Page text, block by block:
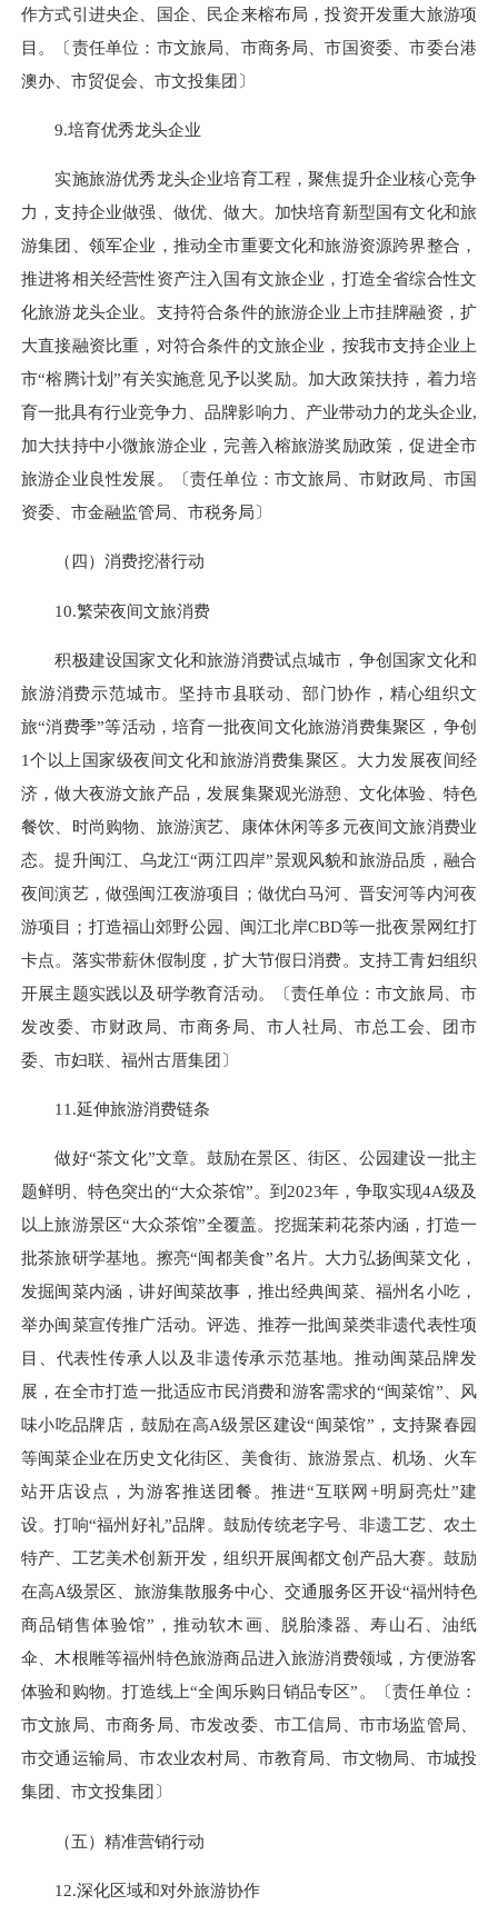
作方式引进央企、国企、民企来榕布局，投资开发重大旅游项
目。〔责任单位：市文旅局、市商务局、市国资委、市委台港
澳办、市贸促会、市文投集团〕
9.培育优秀龙头企业
实施旅游优秀龙头企业培育工程，聚焦提升企业核心竞争
力，支持企业做强、做优、做大。加快培育新型国有文化和旅
游集团、领军企业，推动全市重要文化和旅游资源跨界整合，
推进将相关经营性资产注入国有文旅企业，打造全省综合性文
化旅游龙头企业。支持符合条件的旅游企业上市挂牌融资，扩
大直接融资比重，对符合条件的文旅企业，按我市支持企业上
市“榕腾计划”有关实施意见予以奖励。加大政策扶持，着力培
育一批具有行业竞争力、品牌影响力、产业带动力的龙头企业,
加大扶持中小微旅游企业，完善入榕旅游奖励政策，促进全市
旅游企业良性发展。〔责任单位：市文旅局、市财政局、市国
资委、市金融监管局、市税务局〕
（四）消费挖潜行动
10.繁荣夜间文旅消费
积极建设国家文化和旅游消费试点城市，争创国家文化和
旅游消费示范城市。坚持市县联动、部门协作，精心组织文
旅“消费季”等活动，培育一批夜间文化旅游消费集聚区，争创
1个以上国家级夜间文化和旅游消费集聚区。大力发展夜间经
济，做大夜游文旅产品，发展集聚观光游憩、文化体验、特色
餐饮、时尚购物、旅游演艺、康体休闲等多元夜间文旅消费业
态。提升闽江、乌龙江“两江四岸”景观风貌和旅游品质，融合
夜间演艺，做强闽江夜游项目；做优白马河、晋安河等内河夜
游项目；打造福山郊野公园、闽江北岸CBD等一批夜景网红打
卡点。落实带薪休假制度，扩大节假日消费。支持工青妇组织
开展主题实践以及研学教育活动。〔责任单位：市文旅局、市
发改委、市财政局、市商务局、市人社局、市总工会、团市
委、市妇联、福州古厝集团〕
11.延伸旅游消费链条
做好“茶文化”文章。鼓励在景区、街区、公园建设一批主
题鲜明、特色突出的“大众茶馆”。到2023年，争取实现4A级及
以上旅游景区“大众茶馆”全覆盖。挖掘茉莉花茶内涵，打造一
批茶旅研学基地。擦亮“闽都美食”名片。大力弘扬闽菜文化，
发掘闽菜内涵，讲好闽菜故事，推出经典闽菜、福州名小吃，
举办闽菜宣传推广活动。评选、推荐一批闽菜类非遗代表性项
目、代表性传承人以及非遗传承示范基地。推动闽菜品牌发
展，在全市打造一批适应市民消费和游客需求的“闽菜馆”、风
味小吃品牌店，鼓励在高A级景区建设“闽菜馆”，支持聚春园
等闽菜企业在历史文化街区、美食街、旅游景点、机场、火车
站开店设点，为游客推送团餐。推进“互联网+明厨亮灶”建
设。打响“福州好礼”品牌。鼓励传统老字号、非遗工艺、农土
特产、工艺美术创新开发，组织开展闽都文创产品大赛。鼓励
在高A级景区、旅游集散服务中心、交通服务区开设“福州特色
商品销售体验馆”，推动软木画、脱胎漆器、寿山石、油纸
伞、木根雕等福州特色旅游商品进入旅游消费领域，方便游客
体验和购物。打造线上“全闽乐购日销品专区”。〔责任单位：
市文旅局、市商务局、市发改委、市工信局、市市场监管局、
市交通运输局、市农业农村局、市教育局、市文物局、市城投
集团、市文投集团〕
（五）精准营销行动
12.深化区域和对外旅游协作